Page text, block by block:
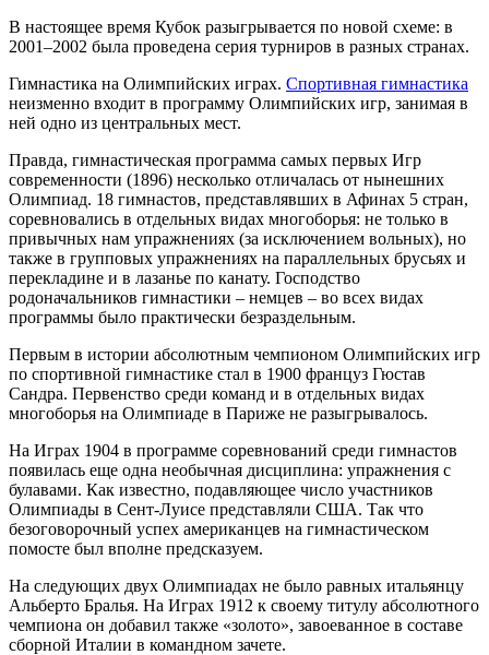
В настоящее время Кубок разыгрывается по новой схеме: в
2001–2002 была проведена серия турниров в разных странах.
Гимнастика на Олимпийских играх. Спортивная гимнастика
неизменно входит в программу Олимпийских игр, занимая в
ней одно из центральных мест.
Правда, гимнастическая программа самых первых Игр
современности (1896) несколько отличалась от нынешних
Олимпиад. 18 гимнастов, представлявших в Афинах 5 стран,
соревновались в отдельных видах многоборья: не только в
привычных нам упражнениях (за исключением вольных), но
также в групповых упражнениях на параллельных брусьях и
перекладине и в лазанье по канату. Господство
родоначальников гимнастики – немцев – во всех видах
программы было практически безраздельным.
Первым в истории абсолютным чемпионом Олимпийских игр
по спортивной гимнастике стал в 1900 француз Гюстав
Сандра. Первенство среди команд и в отдельных видах
многоборья на Олимпиаде в Париже не разыгрывалось.
На Играх 1904 в программе соревнований среди гимнастов
появилась еще одна необычная дисциплина: упражнения с
булавами. Как известно, подавляющее число участников
Олимпиады в Сент-Луисе представляли США. Так что
безоговорочный успех американцев на гимнастическом
помосте был вполне предсказуем.
На следующих двух Олимпиадах не было равных итальянцу
Альберто Бралья. На Играх 1912 к своему титулу абсолютного
чемпиона он добавил также «золото», завоеванное в составе
сборной Италии в командном зачете.